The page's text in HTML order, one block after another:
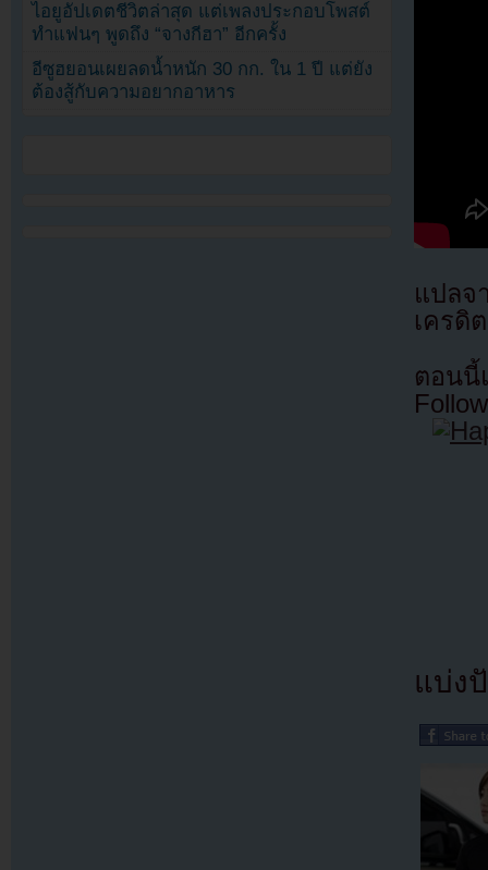
แปล
เครดิ
ตอนนี้
แบ่ง
ไอยูอัปเดตชีวิตล่าสุด แต่เพลงประกอบโพสต์
ทำแฟนๆ พูดถึง “จางกีฮา” อีกครั้ง
อีซูฮยอนเผยลดน้ำหนัก 30 กก. ใน 1 ปี แต่ยัง
ต้องสู้กับความอยากอาหาร